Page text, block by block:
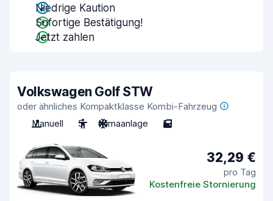
Niedrige Kaution
Sofortige Bestätigung!
Jetzt zahlen
Volkswagen Golf STW
oder ähnliches Kompaktklasse Kombi-Fahrzeug
Manuell
5 Klimaanlage 5
32,29 €
pro Tag
Kostenfreie Stornierung